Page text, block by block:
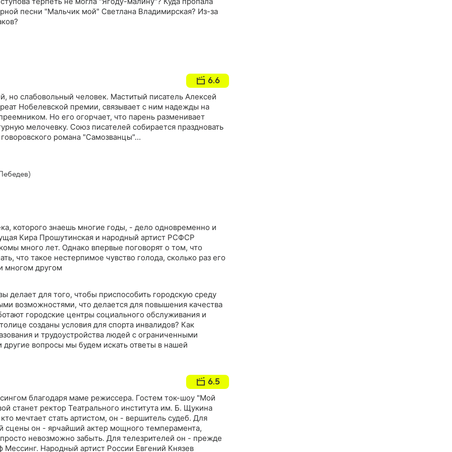
песни "Мальчик мой" Светлана Владимирская? Из-за
6.6
но слабовольный человек. Маститый писатель Алексей
Нобелевской премии, связывает с ним надежды на
Но его огорчает, что парень разменивает
мелочевку. Союз писателей собирается праздновать
романа "Самозванцы"…
которого знаешь многие годы, - дело одновременно и
Кира Прошутинская и народный артист РСФСР
много лет. Однако впервые поговорят о том, что
что такое нестерпимое чувство голода, сколько раз его
многом другом
делает для того, чтобы приспособить городскую среду
возможностями, что делается для повышения качества
городские центры социального обслуживания и
созданы условия для спорта инвалидов? Как
и трудоустройства людей с ограниченными
вопросы мы будем искать ответы в нашей
6.5
благодаря маме режиссера. Гостем ток-шоу "Мой
станет ректор Театрального института им. Б. Щукина
мечтает стать артистом, он - вершитель судеб. Для
сцены он - ярчайший актер мощного темперамента,
невозможно забыть. Для телезрителей он - прежде
Мессинг. Народный артист России Евгений Князев